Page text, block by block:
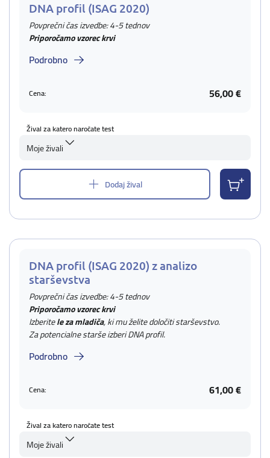
DNA profil (ISAG 2020)
Povprečni čas izvedbe: 4-5 tednov
Priporočamo vzorec krvi
Podrobno
Cena: 56,00 €
Žival za katero naročate test
Moje živali
Dodaj žival
DNA profil (ISAG 2020) z analizo
starševstva
Povprečni čas izvedbe: 4-5 tednov
Priporočamo vzorec krvi
Izberitele za mladiča, ki mu želite določiti starševstvo.
Za potencialne starše izberi DNA profil.
Podrobno
Cena: 61,00 €
Žival za katero naročate test
Moje živali